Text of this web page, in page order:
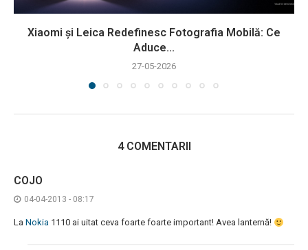
Xiaomi și Leica Redefinesc Fotografia Mobilă: Ce
Aduce...
27-05-2026
4 COMENTARII
COJO
04-04-2013 - 08:17
La Nokia 1110 ai uitat ceva foarte foarte important! Avea lanternă!